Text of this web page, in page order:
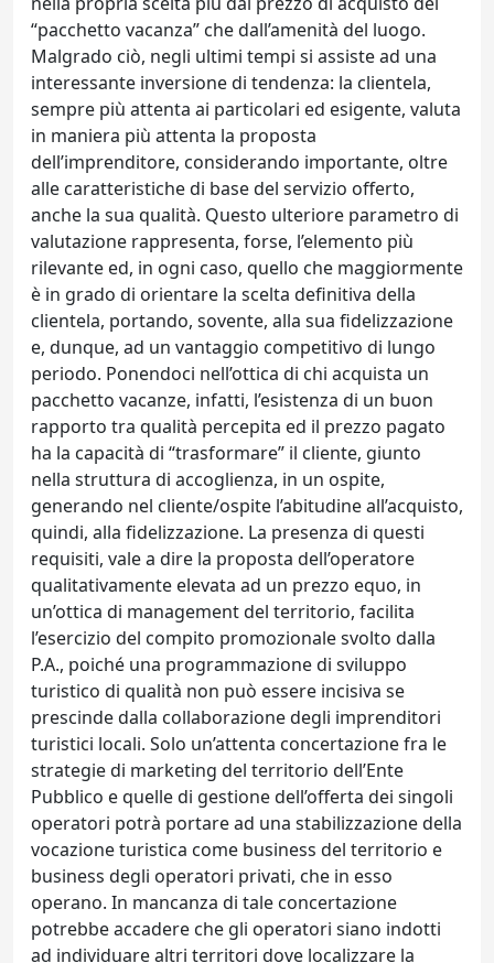
“pacchetto vacanza” che dall’amenità del luogo.
Malgrado ciò, negli ultimi tempi si assiste ad una
interessante inversione di tendenza: la clientela,
sempre più attenta ai particolari ed esigente, valuta
in maniera più attenta la proposta
dell’imprenditore, considerando importante, oltre
alle caratteristiche di base del servizio offerto,
anche la sua qualità. Questo ulteriore parametro di
valutazione rappresenta, forse, l’elemento più
rilevante ed, in ogni caso, quello che maggiormente
è in grado di orientare la scelta definitiva della
clientela, portando, sovente, alla sua fidelizzazione
e, dunque, ad un vantaggio competitivo di lungo
periodo. Ponendoci nell’ottica di chi acquista un
pacchetto vacanze, infatti, l’esistenza di un buon
rapporto tra qualità percepita ed il prezzo pagato
ha la capacità di “trasformare” il cliente, giunto
nella struttura di accoglienza, in un ospite,
generando nel cliente/ospite l’abitudine all’acquisto,
quindi, alla fidelizzazione. La presenza di questi
requisiti, vale a dire la proposta dell’operatore
qualitativamente elevata ad un prezzo equo, in
un’ottica di management del territorio, facilita
l’esercizio del compito promozionale svolto dalla
P.A., poiché una programmazione di sviluppo
turistico di qualità non può essere incisiva se
prescinde dalla collaborazione degli imprenditori
turistici locali. Solo un’attenta concertazione fra le
strategie di marketing del territorio dell’Ente
Pubblico e quelle di gestione dell’offerta dei singoli
operatori potrà portare ad una stabilizzazione della
vocazione turistica come business del territorio e
business degli operatori privati, che in esso
operano. In mancanza di tale concertazione
potrebbe accadere che gli operatori siano indotti
ad individuare altri territori dove localizzare la